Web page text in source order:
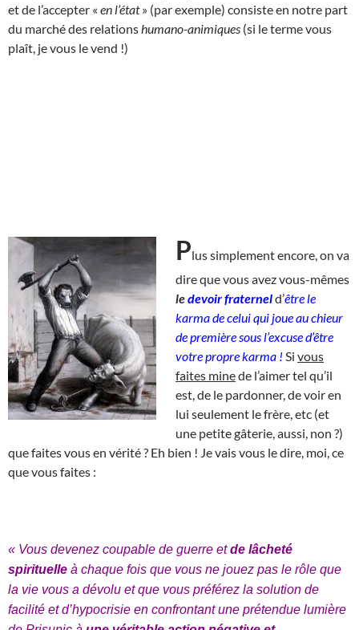
et de l’accepter « en l’état» (par exemple) consiste en notre part
du marché des relations humano-animiques (si le terme vous
plaît, je vous le vend !)
Plus simplement encore, on va
dire que vous avez vous-mêmes
ledevoir fraterneld’être le
karma de celui qui joue au chieur
de première sous l’excuse d’être
votre propre karma ! Si vous
faites minede l’aimer tel qu’il
est, de le pardonner, de voir en
lui seulement le frère, etc (et
une petite gâterie, aussi, non ?)
que faites vous en vérité ? Eh bien ! Je vais vous le dire, moi, ce
que vous faites :
« Vous devenez coupable de guerre etde lâcheté
spirituelle à chaque fois que vous ne jouez pas le rôle que
la vie vous a dévolu et que vous préférez la solution de
facilité et d’hypocrisie en confrontant une prétendue lumière